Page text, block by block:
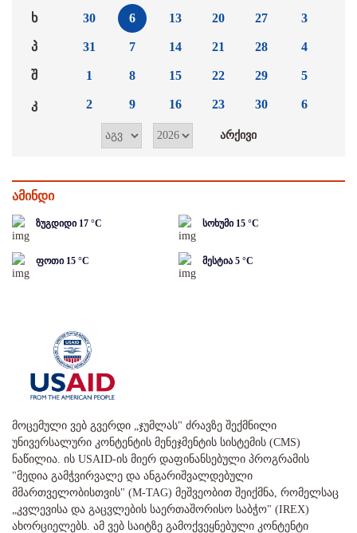
ხ
პ
შ
კ
30
31
1
2
6
7
8
9
13
14
15
16
20
21
22
23
27
28
29
30
3
4
5
6
ამინდი
ზუგდიდი 17 °C სოხუმი 15 °C
ფოთი 15 °C მესტია 5 °C
მოცემული ვებ გვერდი „ჯუმლას" ძრავზე შექმნილი
უნივერსალური კონტენტის მენეჯმენტის სისტემის (CMS)
ნაწილია. ის USAID-ის მიერ დაფინანსებული პროგრამის
"მედია გამჭვირვალე და ანგარიშვალდებული
მმართველობისთვის" (M-TAG) მეშვეობით შეიქმნა, რომელსაც
„კვლევისა და გაცვლების საერთაშორისო საბჭო" (IREX)
ახორციელებს. ამ ვებ საიტზე გამოქვეყნებული კონტენტი